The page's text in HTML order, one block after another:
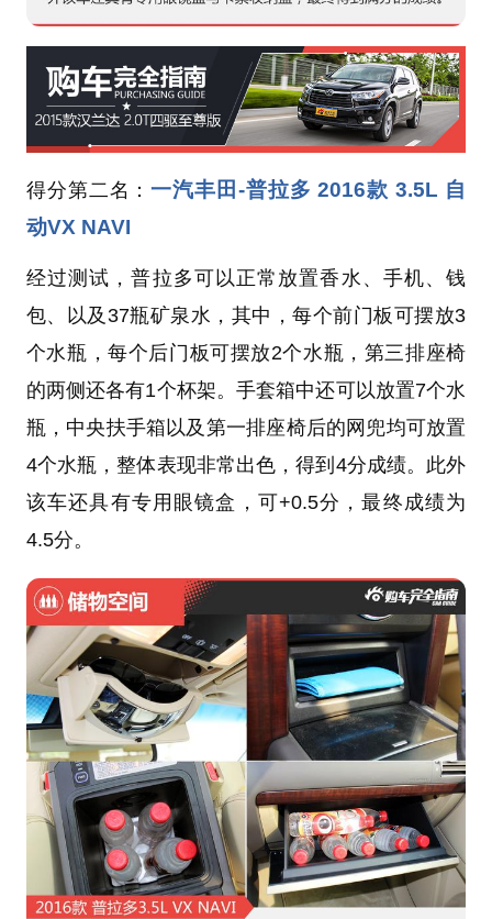
得分第二名：一汽丰田-普拉多 2016款 3.5L 自
动VX NAVI
经过测试，普拉多可以正常放置香水、手机、钱
包、以及37瓶矿泉水，其中，每个前门板可摆放3
个水瓶，每个后门板可摆放2个水瓶，第三排座椅
的两侧还各有1个杯架。手套箱中还可以放置7个水
瓶，中央扶手箱以及第一排座椅后的网兜均可放置
4个水瓶，整体表现非常出色，得到4分成绩。此外
该车还具有专用眼镜盒，可+0.5分，最终成绩为
4.5分。